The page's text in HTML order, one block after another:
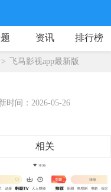
资讯 排行榜
飞马影视app最新版
时间：2026-05-26
相关